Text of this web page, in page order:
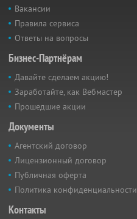
Вакансии
Правила сервиса
Ответы на вопросы
Бизнес-Партнёрам
Давайте сделаем акцию!
Заработайте, как Вебмастер
Прошедшие акции
Документы
Агентский договор
Лицензионный договор
Публичная оферта
Политика конфиденциальности
Контакты